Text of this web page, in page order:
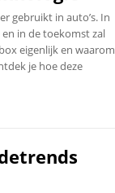
gebruikt in auto’s. In
in de toekomst zal
eigenlijk en waarom
je hoe deze